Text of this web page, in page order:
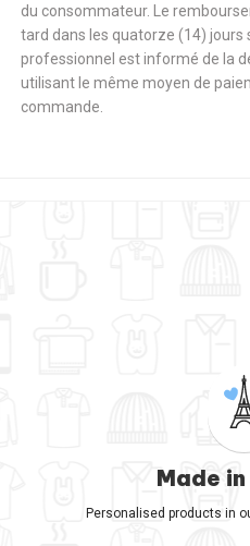
du consommateur. Le
tard dans les quatorze (14) jours
professionnel est informé de la
utilisant le même moyen de
commande.
Made
Personalised products in